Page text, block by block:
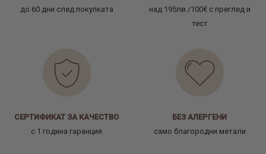
до 60 дни след покупката
над 195лв./100€ с преглед и
тест
СЕРТИФИКАТ ЗА КАЧЕСТВО
с 1 година гаранция
БЕЗ АЛЕРГЕНИ
само благородни метали